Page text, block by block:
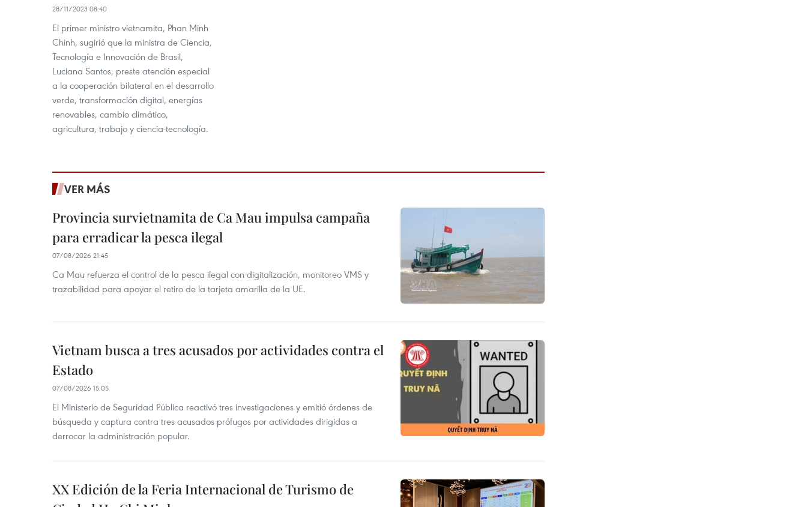
28/11/2023 08:40
El primer ministro vietnamita, Phan Minh
Chinh, sugirió que la ministra de Ciencia,
Tecnología e Innovación de Brasil,
Luciana Santos, preste atención especial
a la cooperación bilateral en el desarrollo
verde, transformación digital, energías
renovables, cambio climático,
agricultura, trabajo y ciencia-tecnología.
VER MÁS
Provincia survietnamita de Ca Mau impulsa campaña
para erradicar la pesca ilegal
07/08/2026 21:45
Ca Mau refuerza el control de la pesca ilegal con digitalización, monitoreo VMS y
trazabilidad para apoyar el retiro de la tarjeta amarilla de la UE.
Vietnam busca a tres acusados por actividades contra el
Estado
07/08/2026 15:05
El Ministerio de Seguridad Pública reactivó tres investigaciones y emitió órdenes de
búsqueda y captura contra tres acusados prófugos por actividades dirigidas a
derrocar la administración popular.
XX Edición de la Feria Internacional de Turismo de